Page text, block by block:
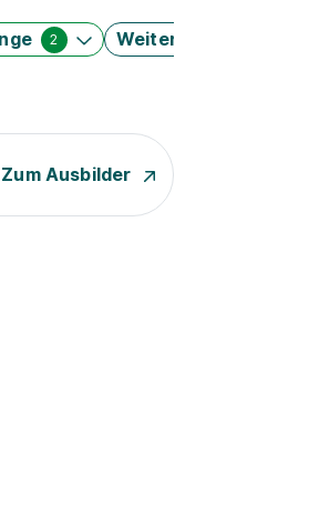
2 Weitere Filter
Zum Ausbilder